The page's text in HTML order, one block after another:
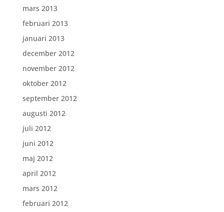
mars 2013
februari 2013
januari 2013
december 2012
november 2012
oktober 2012
september 2012
augusti 2012
juli 2012
juni 2012
maj 2012
april 2012
mars 2012
februari 2012